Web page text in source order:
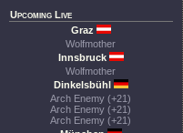
Upcoming Live
Graz
Wolfmother
Innsbruck
Wolfmother
Dinkelsbühl
Arch Enemy (+21)
Arch Enemy (+21)
Arch Enemy (+21)